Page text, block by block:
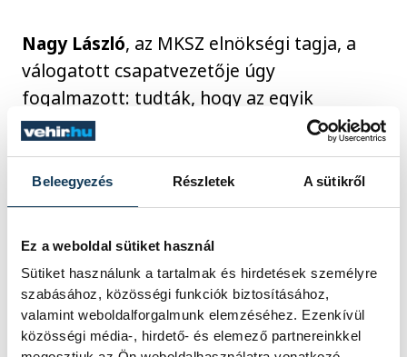
Beleegyezés Részletek A sütikről
Ez a weboldal sütiket használ
Sütiket használunk a tartalmak és hirdetések személyre
szabásához, közösségi funkciók biztosításához,
valamint weboldalforgalmunk elemzéséhez. Ezenkívül
közösségi média-, hirdető- és elemező partnereinkkel
Nagy László, az MKSZ elnökségi tagja, a
válogatott csapatvezetője úgy
fogalmazott: tudták, hogy az egyik
legnehezebb ellenfél jutott a csapatnak, és
ez a pályán is bizonyosodott. Néhány
játékos - például Bodó Richárd - kisebb-
nagyobb sérülése nem könnyítette meg a
felkészülést, ennek ellenére a két meccs
részvételt.